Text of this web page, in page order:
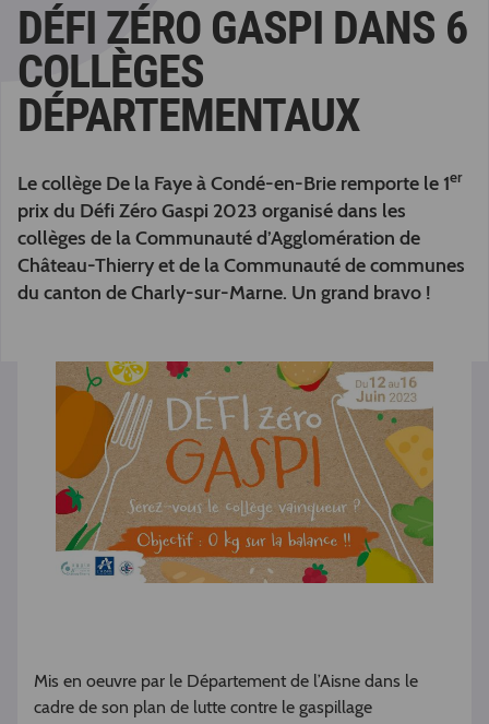
DÉFI ZÉRO GASPI DANS 6
COLLÈGES
DÉPARTEMENTAUX
Le collège De la Faye à Condé-en-Brie remporte le 1er
prix du Défi Zéro Gaspi 2023 organisé dans les
collèges de la Communauté d’Agglomération de
Château-Thierry et de la Communauté de communes
du canton de Charly-sur-Marne. Un grand bravo !
Mis en oeuvre par le Département de l’Aisne dans le
cadre de son plan de lutte contre le gaspillage